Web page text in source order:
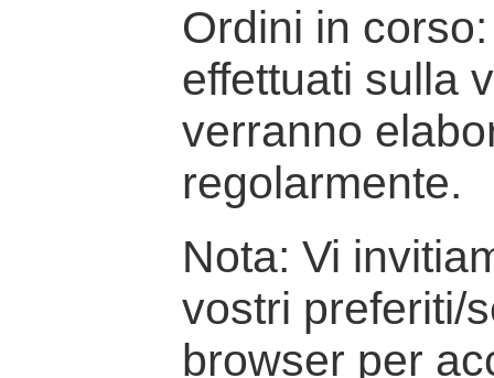
Ordini in
effettuati sulla
verranno
regolarmente.
Nota: Vi
vostri preferiti/
browser per